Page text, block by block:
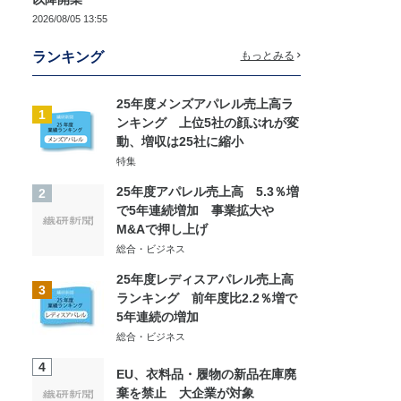
2026/08/05 13:55
ランキング もっとみる
1
25年度メンズアパレル売上高ラ
ンキング 上位5社の顔ぶれが変
動、増収は25社に縮小
特集
2
25年度アパレル売上高 5.3％増
で5年連続増加 事業拡大や
M&Aで押し上げ
総合・ビジネス
3
25年度レディスアパレル売上高
ランキング 前年度比2.2％増で
5年連続の増加
総合・ビジネス
4
EU、衣料品・履物の新品在庫廃
棄を禁止 大企業が対象